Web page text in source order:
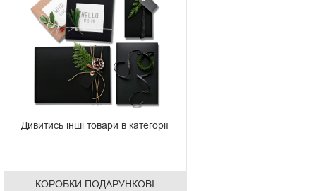
Дивитись інші товари в категорії
КОРОБКИ ПОДАРУНКОВІ